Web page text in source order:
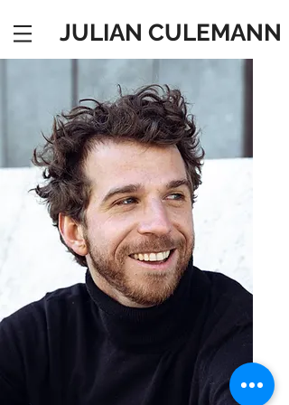
JULIAN CULEMANN